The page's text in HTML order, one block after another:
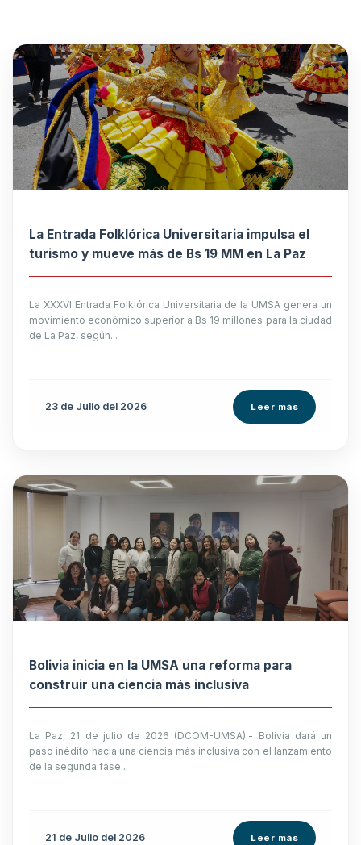
La Entrada Folklórica Universitaria impulsa el
turismo y mueve más de Bs 19 MM en La Paz
La XXXVI Entrada Folklórica Universitaria de la UMSA genera un
movimiento económico superior a Bs 19 millones para la ciudad
de La Paz, según...
23 de Julio del 2026 Leer más
Bolivia inicia en la UMSA una reforma para
construir una ciencia más inclusiva
La Paz, 21 de julio de 2026 (DCOM-UMSA).- Bolivia dará un
paso inédito hacia una ciencia más inclusiva con el lanzamiento
de la segunda fase...
21 de Julio del 2026 Leer más